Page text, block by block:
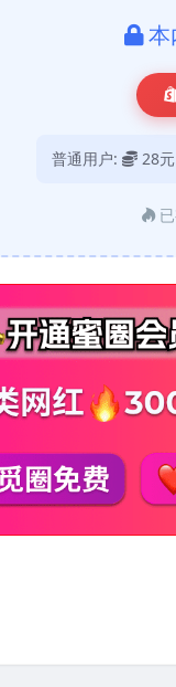
本
普通用户: 28元